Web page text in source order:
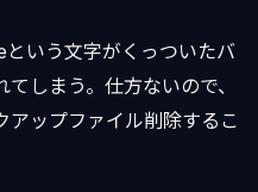
いう文字がくっついたバ
しまう。仕方ないので、
アップファイル削除するこ